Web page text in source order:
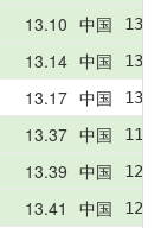
13.10 中国
13.14 中国
13.17 中国
13.37 中国
13.39 中国
13.41 中国